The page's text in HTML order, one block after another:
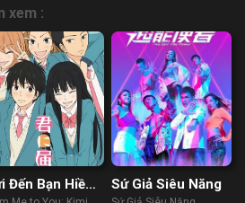
xem :
Đến Bạn Hiền
Sứ Giả Siêu Năng